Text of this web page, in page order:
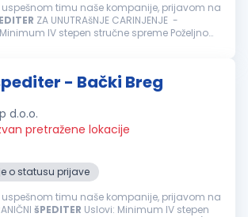
uspešnom timu naše kompanije, prijavom na
ZA UNUTRAšNJE CARINJENJE -
- Bački Breg
d.o.o.
pretražene lokacije
o statusu prijave
uspešnom timu naše kompanije, prijavom na
šPEDITER Uslovi: Minimum IV stepen